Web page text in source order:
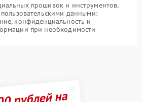
прошивок и инструментов,
данными:
конфиденциальность и
при необходимости